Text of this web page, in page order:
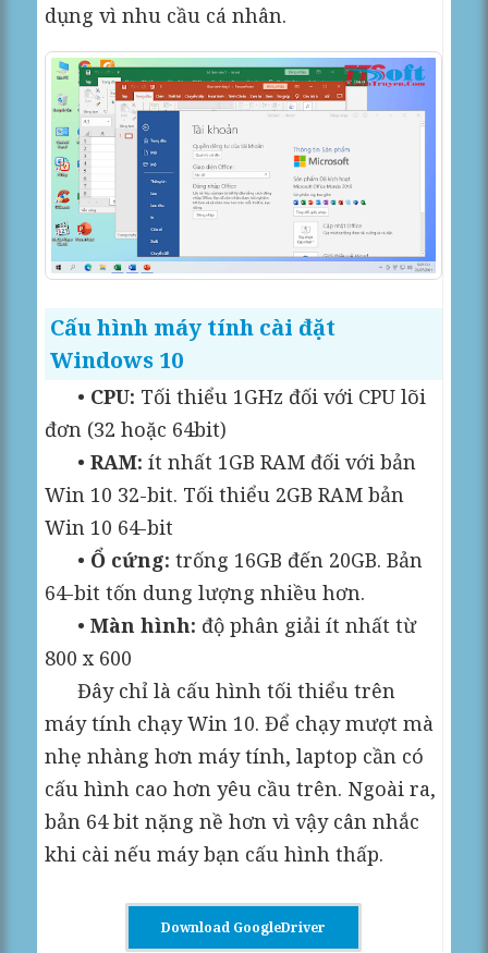
dụng vì nhu cầu cá nhân.
Cấu hình máy tính cài đặt
Windows 10
• CPU: Tối thiểu 1GHz đối với CPU lõi
đơn (32 hoặc 64bit)
•RAM: ít nhất 1GB RAM đối với bản
Win 10 32-bit. Tối thiểu 2GB RAM bản
Win 10 64-bit
• Ổ cứng: trống 16GB đến 20GB. Bản
64-bit tốn dung lượng nhiều hơn.
•Màn hình: độ phân giải ít nhất từ
800 x 600
Đây chỉ là cấu hình tối thiểu trên
máy tính chạy Win 10. Để chạy mượt mà
nhẹ nhàng hơn máy tính, laptop cần có
cấu hình cao hơn yêu cầu trên. Ngoài ra,
bản 64 bit nặng nề hơn vì vậy cân nhắc
khi cài nếu máy bạn cấu hình thấp.
Download GoogleDriver